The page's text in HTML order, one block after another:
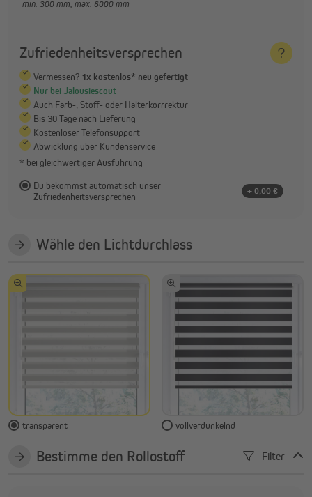
min: 300 mm, max: 6000 mm
Zufriedenheitsversprechen
Vermessen? 1x kostenlos* neu gefertigt
Nur bei Jalousiescout
Auch Farb-, Stoff- oder Halterkorrrektur
Bis 30 Tage nach Lieferung
Kostenloser Telefonsupport
Abwicklung über Kundenservice
* bei gleichwertiger Ausführung
Du bekommst automatisch unser
Zufriedenheitsversprechen
+ 0,00 €
Wähle den Lichtdurchlass
transparent vollverdunkelnd
Bestimme den Rollostoff Filter